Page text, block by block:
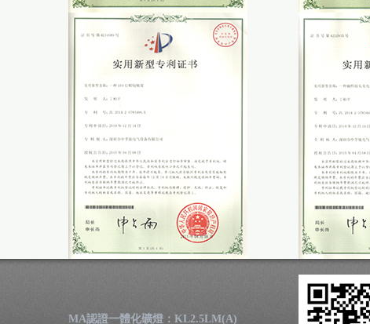
MA認證一體化礦燈：KL2.5LM(A)